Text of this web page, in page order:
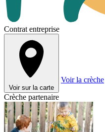
Contrat entreprise
Voir sur la carte
Voir la crèche
Crèche partenaire